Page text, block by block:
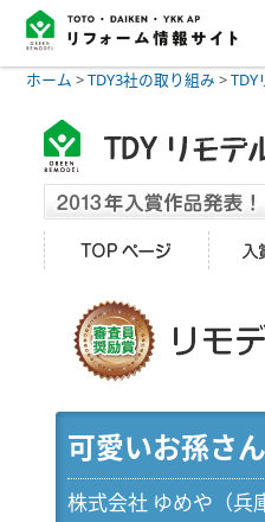
ホーム >TDY3社の取り組み >TDY
可愛いお孫さ
株式会社 ゆめや（兵